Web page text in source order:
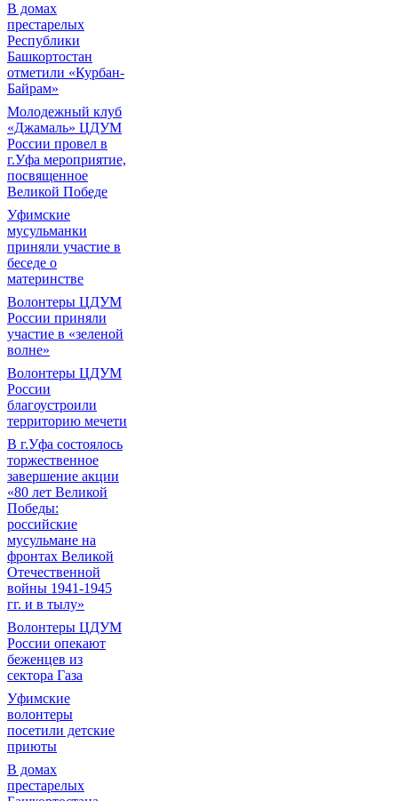
В домах
престарелых
Республики
Башкортостан
отметили «Курбан-
Байрам»
Молодежный клуб
«Джамаль» ЦДУМ
России провел в
г.Уфа мероприятие,
посвященное
Великой Победе
Уфимские
мусульманки
приняли участие в
беседе о
материнстве
Волонтеры ЦДУМ
России приняли
участие в «зеленой
волне»
Волонтеры ЦДУМ
России
благоустроили
территорию мечети
В г.Уфа состоялось
торжественное
завершение акции
«80 лет Великой
Победы:
российские
мусульмане на
фронтах Великой
Отечественной
войны 1941-1945
гг. и в тылу»
Волонтеры ЦДУМ
России опекают
беженцев из
сектора Газа
Уфимские
волонтеры
посетили детские
приюты
В домах
престарелых